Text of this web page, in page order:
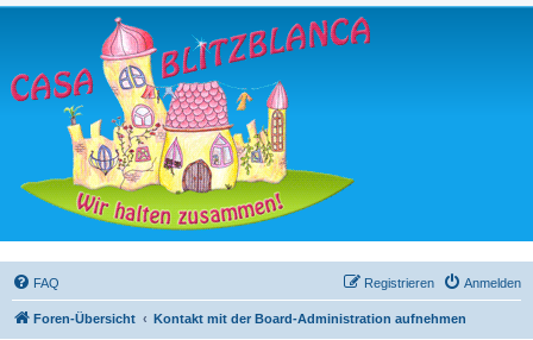
FAQ Anmelden
Registrieren
Foren-Übersicht Kontakt mit der Board-Administration aufnehmen